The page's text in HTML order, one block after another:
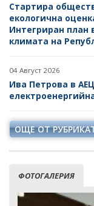
Стартира
екологична
Интегриран план
климата на
04 Август 2026
Ива Петрова в
ОЩЕ ОТ
ФОТОГАЛЕРИЯ